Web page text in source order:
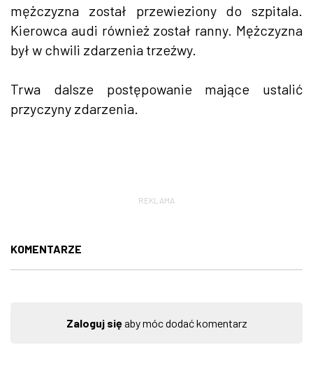
mężczyzna został przewieziony do szpitala.
Kierowca audi również został ranny. Mężczyzna
był w chwili zdarzenia trzeźwy.
Trwa dalsze postępowanie mające ustalić
przyczyny zdarzenia.
REKLAMA
KOMENTARZE
Zaloguj sięaby móc dodać komentarz